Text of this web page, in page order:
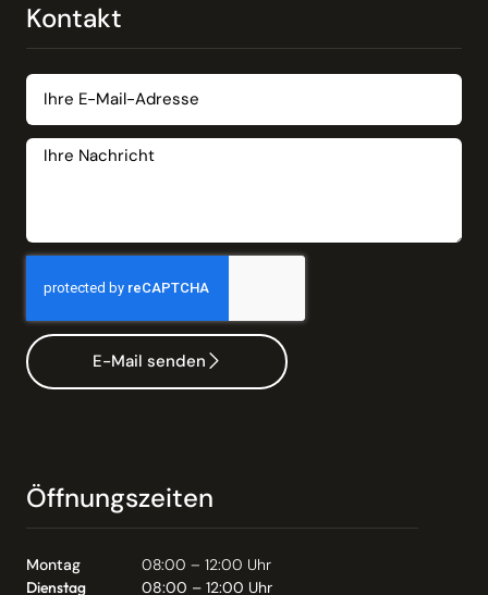
Kontakt
E-Mail senden
Öffnungszeiten
Montag
08:00 – 12:00 Uhr
Dienstag
08:00 – 12:00 Uhr